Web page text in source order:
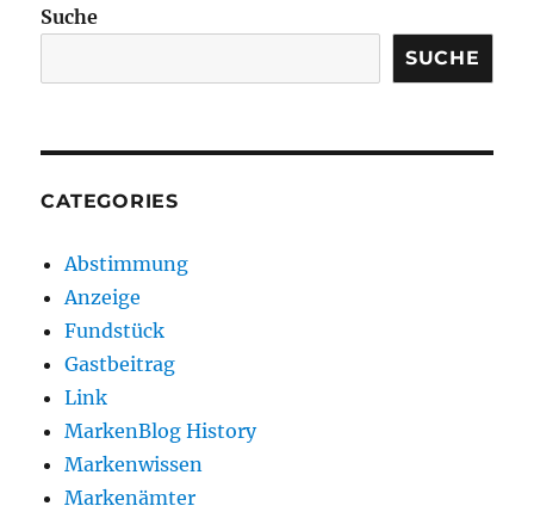
Suche
SUCHE
CATEGORIES
Abstimmung
Anzeige
Fundstück
Gastbeitrag
Link
MarkenBlog History
Markenwissen
Markenämter